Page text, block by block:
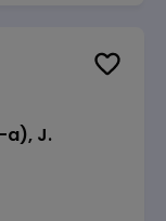
a), J.